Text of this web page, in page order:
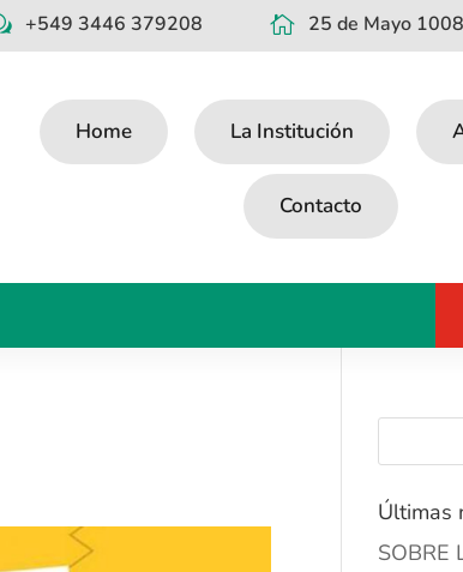
+549 3446 379208  25 de Mayo 1008
Home La Institución
Contacto
Últimas
SOBRE